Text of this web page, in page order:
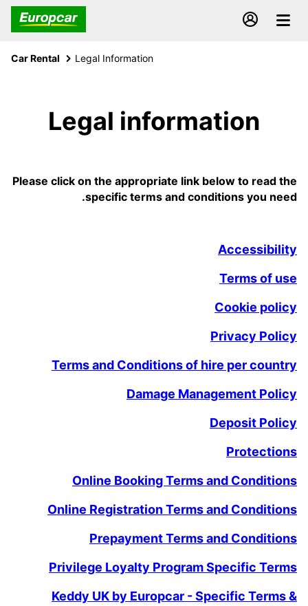
Car Rental Legal Information
Legal information
Please click on the appropriate link below to read the
specific terms and conditions you need.
Accessibility
Terms of use
Cookie policy
Privacy Policy
Terms and Conditions of hire per country
Damage Management Policy
Deposit Policy
Protections
Online Booking Terms and Conditions
Online Registration Terms and Conditions
Prepayment Terms and Conditions
Privilege Loyalty Program Specific Terms
Keddy UK by Europcar - Specific Terms &